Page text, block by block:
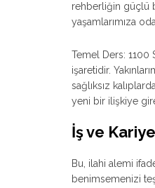
rehberliğin güçlü
yaşamlarımıza
Temel Ders: 1100
işaretidir.
sağlıksız
yeni bir ilişkiye
İş ve
Bu, ilahi alemi
benimsemenizi